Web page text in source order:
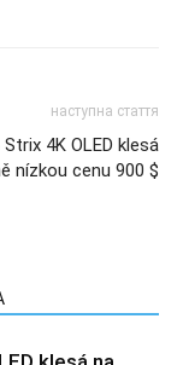
наступна стаття
Strix 4K OLED klesá
nízkou cenu 900 $